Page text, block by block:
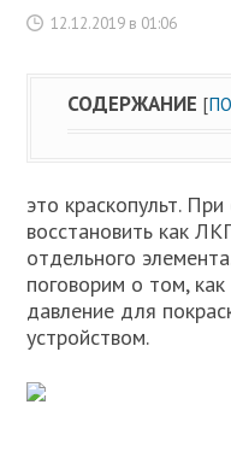
12.12.2019 в 01:06
СОДЕРЖАНИЕ [
это краскопульт.
восстановить как
отдельного
поговорим о том,
давление для
устройством.